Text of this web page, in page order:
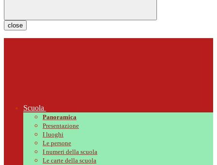
close
Scuola
Panoramica
Presentazione
I luoghi
Le persone
I numeri della scuola
Le carte della scuola